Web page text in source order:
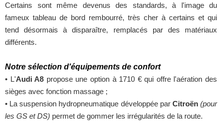
Certains sont même devenus des standards, à l'image du
fameux tableau de bord rembourré, très cher à certains et qui
tend désormais à disparaître, remplacés par des matériaux
différents.
Notre sélection d'équipements de confort
• L'Audi A8 propose une option à 1710 € qui offre l'aération des
sièges avec fonction massage ;
• La suspension hydropneumatique développée par Citroën (pour
les GS et DS) permet de gommer les irrégularités de la route.